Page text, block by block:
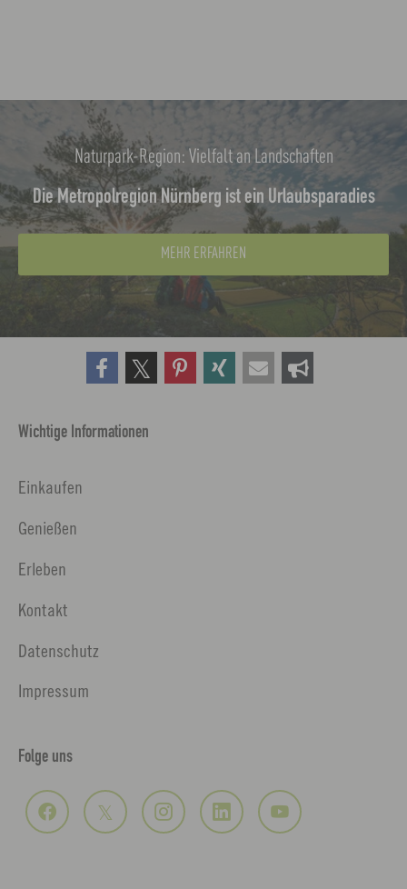
Die Metropolregion Nürnberg ist ein Urlaubsparadies
Naturpark-Region: Vielfalt an Landschaften
MEHR ERFAHREN
Wichtige Informationen
Einkaufen
Genießen
Erleben
Kontakt
Datenschutz
Impressum
Folge uns